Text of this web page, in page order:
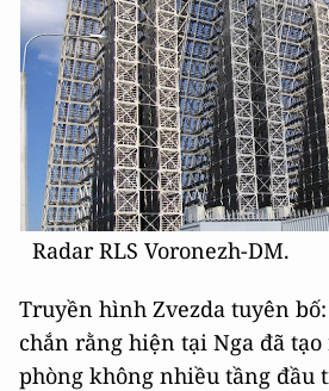
Radar RLS Voronezh-DM.
Truyền hình Zvezda tuyên
chắn rằng hiện tại Nga đã
phòng không nhiều tầng đầu